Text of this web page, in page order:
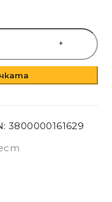
3800000161629